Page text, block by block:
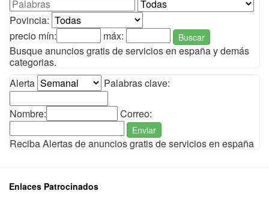
Povincia:
precio mín:
máx: Buscar
Busque anuncios gratis de servicios en españa y demás
categorias.
Alerta
Palabras clave:
Nombre: Correo:
Enviar
Reciba Alertas de anuncios gratis de servicios en españa
Enlaces Patrocinados